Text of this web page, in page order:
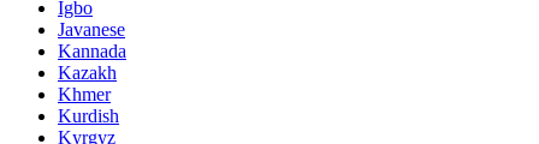
Igbo
Javanese
Kannada
Kazakh
Khmer
Kurdish
Kyrgyz